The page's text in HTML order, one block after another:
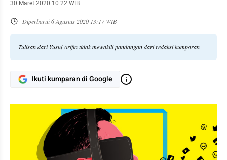
30 Maret 2020 10:22 WIB
Diperbarui6 Agustus 2020 13:17 WIB
Tulisan dari Yusuf Arifin tidak mewakili pandangan dari redaksi kumparan
Ikuti kumparan di Google